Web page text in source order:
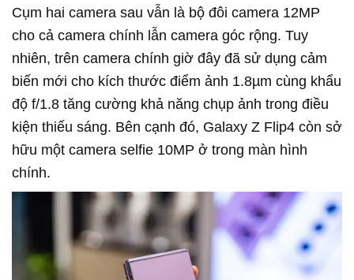
Cụm hai camera sau vẫn là bộ đôi camera 12MP
cho cả camera chính lẫn camera góc rộng. Tuy
nhiên, trên camera chính giờ đây đã sử dụng cảm
biến mới cho kích thước điểm ảnh 1.8µm cùng khẩu
độ f/1.8 tăng cường khả năng chụp ảnh trong điều
kiện thiếu sáng. Bên cạnh đó, Galaxy Z Flip4 còn sở
hữu một camera selfie 10MP ở trong màn hình
chính.